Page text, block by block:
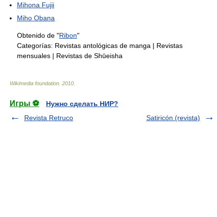
Mihona Fujii
Miho Obana
Obtenido de "Ribon"
Categorías: Revistas antológicas de manga | Revistas
mensuales | Revistas de Shūeisha
Wikimedia foundation 2010
Игры ⚽
Нужно сделать НИР?
Revista Retruco
Satiricón (revista)